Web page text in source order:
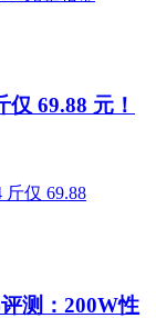
69.88 元！
测：200W性